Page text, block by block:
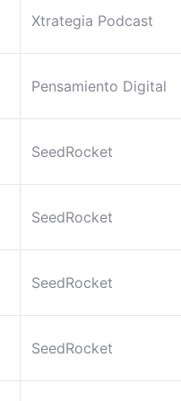
Xtrategia Podcast
Pensamiento Digital
SeedRocket
SeedRocket
SeedRocket
SeedRocket